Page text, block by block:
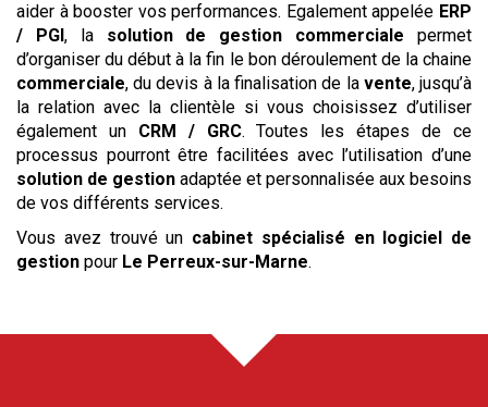
aider à booster vos performances. Egalement appelée ERP
/ PGI , la solution de gestion commerciale permet
d’organiser du début à la fin le bon déroulement de la chaine
commerciale, du devis à la finalisation de la vente, jusqu’à
la relation avec la clientèle si vous choisissez d’utiliser
également un CRM / GRC. Toutes les étapes de ce
processus pourront être facilitées avec l’utilisation d’une
solution de gestion adaptée et personnalisée aux besoins
de vos différents services.
Vous avez trouvé un cabinet spécialisé en logiciel de
gestion pour Le Perreux-sur-Marne.